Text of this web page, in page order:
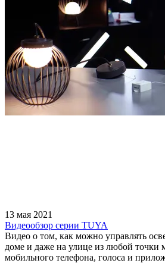
13 мая 2021
Видеообзор серии TUYA
Видео о том, как можно управлять
доме и даже на улице из любой
мобильного телефона, голоса и